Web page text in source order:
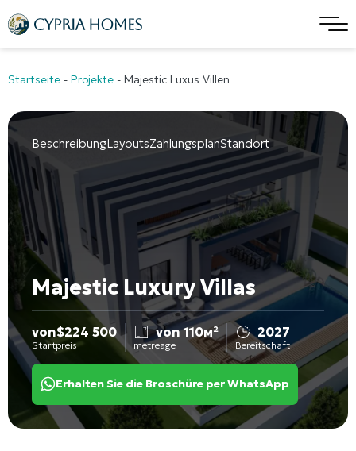
Startseite - Projekte - Majestic Luxus Villen
BeschreibungLayoutsZahlungsplanStandort
Majestic Luxury Villas
von$224 500
Startpreis
von 110м²
metreage
2027
Bereitschaft
Erhalten Sie die Broschüre per WhatsApp